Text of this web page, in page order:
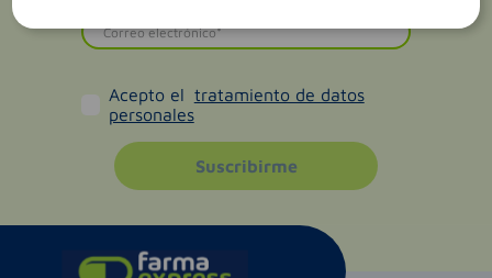
Acepto el tratamiento de datos
personales
Suscribirme